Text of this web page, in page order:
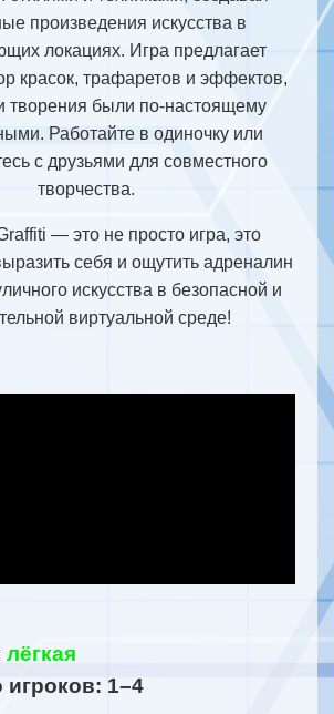
произведения искусства в
локациях. Игра предлагает
красок, трафаретов и эффектов,
творения были по-настоящему
Работайте в одиночку или
с друзьями для совместного
творчества.
— это не просто игра, это
себя и ощутить адреналин
искусства в безопасной и
виртуальной среде!
лёгкая
игроков: 1–4